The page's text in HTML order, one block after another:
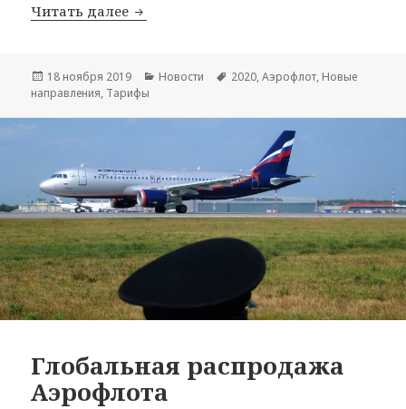
Читать далее Аэрофлот открыл продажу билетов
Опубликовано
18 ноября 2019 Рубрики
Новости Метки
2020,Аэрофлот, Новые
направления, Тарифы
Глобальная распродажа
Аэрофлота